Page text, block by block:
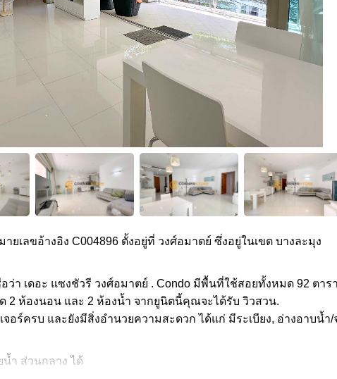
ยเลขอ้างอิง C004896 ตั้งอยู่ที่ วงศ์อมาตย์ ซึ่งอยู่ในเขต บางละมุง
า เดอะ แซงชัวรี วงศ์อมาตย์ . Condo มีพื้นที่ใช้สอยทั้งหมด 92 ตาร
2 ห้องนอน และ 2 ห้องน้ำ จากยูนิตนี้คุณจะได้รับ วิวสวน.
อร์ครบ และยังมีสิ่งอำนวยความสะดวก ได้แก่ มีระเบียง, อ่างอาบน้ำ/
ำ ส่วนกลาง ได้